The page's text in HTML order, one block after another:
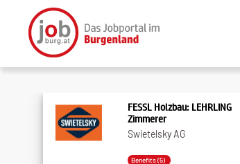
FESSL Holzbau: LEHRLING
Zimmerer
Swietelsky AG
Benefits (5)